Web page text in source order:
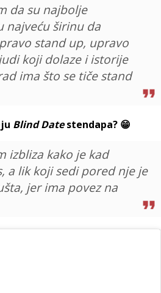
da su najbolje
najveću širinu da
stand up, upravo
koji dolaze i istorije
ima što se tiče stand
Blind Datestendapa? 😁
izbliza kako je kad
a lik koji sedi pored nje je
jer ima povez na